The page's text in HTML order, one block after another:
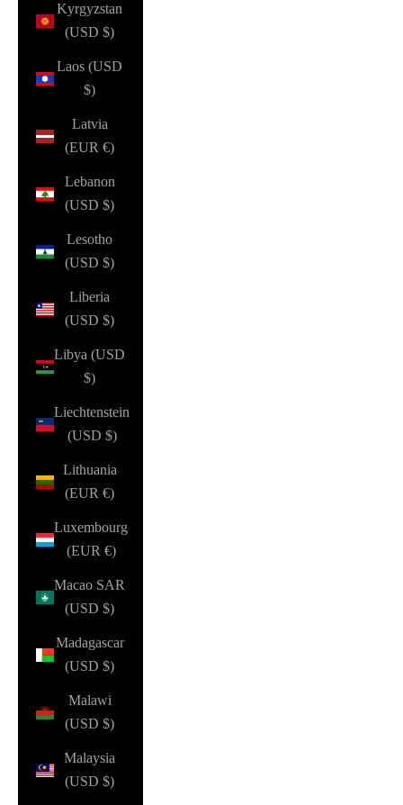
Kyrgyzstan
(USD $)
Laos (USD
$)
Latvia
(EUR €)
Lebanon
(USD $)
Lesotho
(USD $)
Liberia
(USD $)
Libya (USD
$)
Liechtenstein
(USD $)
Lithuania
(EUR €)
Luxembourg
(EUR €)
Macao SAR
(USD $)
Madagascar
(USD $)
Malawi
(USD $)
Malaysia
(USD $)